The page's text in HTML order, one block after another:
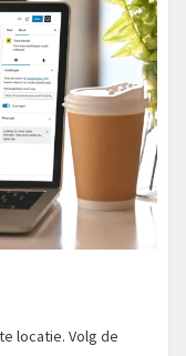
locatie. Volg de